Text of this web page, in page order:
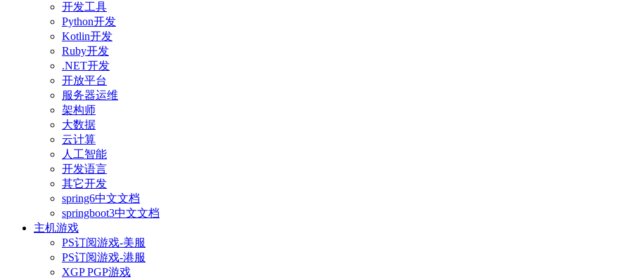
开发工具
Python开发
Kotlin开发
Ruby开发
.NET开发
开放平台
服务器运维
架构师
大数据
云计算
人工智能
开发语言
其它开发
spring6中文文档
springboot3中文文档
主机游戏
PS订阅游戏-美服
PS订阅游戏-港服
XGP PGP游戏